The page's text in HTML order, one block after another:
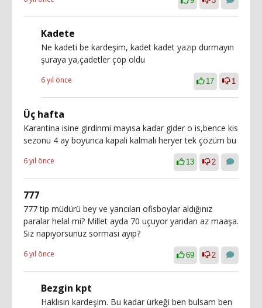
Kadete
Ne kadeti be kardeşim, kadet kadet yazıp durmayın
şuraya ya,çadetler çöp oldu
6 yıl önce 17 1
Üç hafta
Karantina isine girdinmi mayısa kadar gider o is,bence kis
sezonu 4 ay boyunca kapali kalmalı heryer tek çözüm bu
6 yıl önce 13 2
777
777 tip müdürü bey ve yancıları ofisboylar aldığınız
paralar helal mi? Millet ayda 70 uçuyor yarıdan az maaşa.
Siz napıyorsunuz sorması ayıp?
6 yıl önce 69 2
Bezgin kpt
Haklısın kardeşim. Bu kadar ürkeği ben bulsam ben